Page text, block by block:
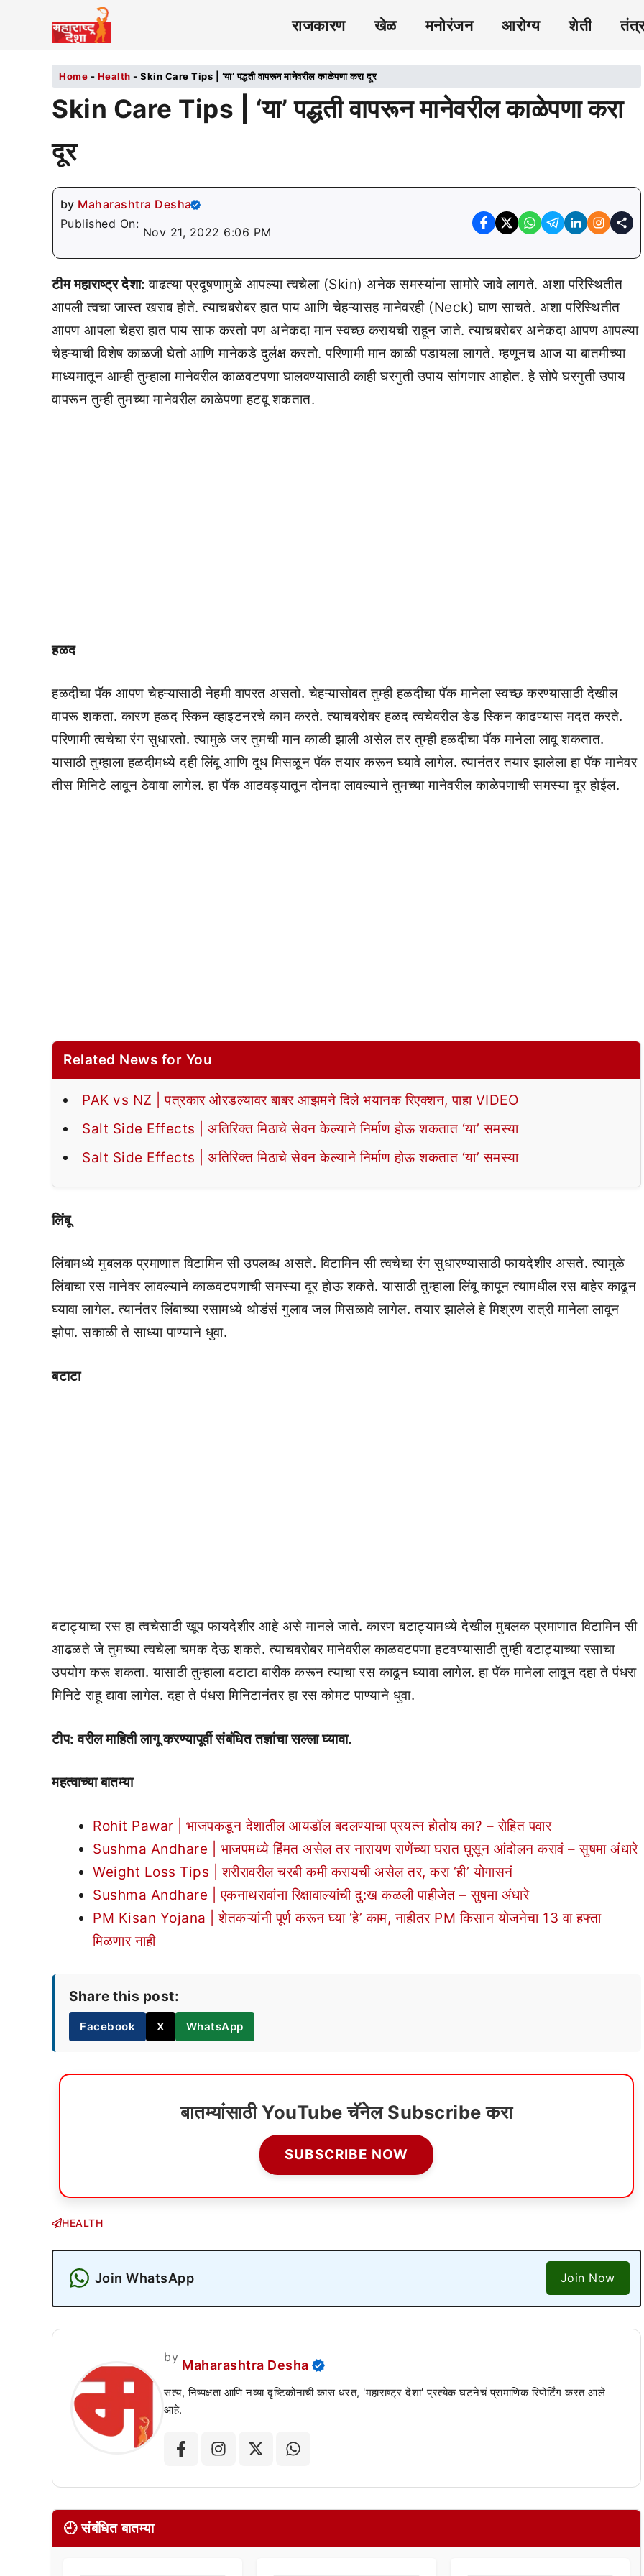
राजकारण खेळ मनोरंजन आरोग्य शेती
Home - Health - Skin Care Tips | ‘या’ पद्धती वापरून मानेवरील काळेपणा करा दूर
Skin Care Tips | ‘या’ पद्धती वापरून मानेवरील काळेपणा करा
दूर
by Maharashtra Desha
Published On:
Nov 21, 2022 6:06 PM
टीम महाराष्ट्र देशा:वाढत्या प्रदूषणामुळे आपल्या त्वचेला (Skin) अनेक समस्यांना सामोरे जावे लागते. अशा परिस्थितीत
आपली त्वचा जास्त खराब होते. त्याचबरोबर हात पाय आणि चेहऱ्यासह मानेवरही (Neck) घाण साचते. अशा परिस्थितीत
आपण आपला चेहरा हात पाय साफ करतो पण अनेकदा मान स्वच्छ करायची राहून जाते. त्याचबरोबर अनेकदा आपण आपल्या
चेहऱ्याची विशेष काळजी घेतो आणि मानेकडे दुर्लक्ष करतो. परिणामी मान काळी पडायला लागते. म्हणूनच आज या बातमीच्या
माध्यमातून आम्ही तुम्हाला मानेवरील काळवटपणा घालवण्यासाठी काही घरगुती उपाय सांगणार आहोत. हे सोपे घरगुती उपाय
वापरून तुम्ही तुमच्या मानेवरील काळेपणा हटवू शकतात.
हळद
हळदीचा पॅक आपण चेहऱ्यासाठी नेहमी वापरत असतो. चेहऱ्यासोबत तुम्ही हळदीचा पॅक मानेला स्वच्छ करण्यासाठी देखील
वापरू शकता. कारण हळद स्किन व्हाइटनरचे काम करते. त्याचबरोबर हळद त्वचेवरील डेड स्किन काढण्यास मदत करते.
परिणामी त्वचेचा रंग सुधारतो. त्यामुळे जर तुमची मान काळी झाली असेल तर तुम्ही हळदीचा पॅक मानेला लावू शकतात.
यासाठी तुम्हाला हळदीमध्ये दही लिंबू आणि दूध मिसळून पॅक तयार करून घ्यावे लागेल. त्यानंतर तयार झालेला हा पॅक मानेवर
तीस मिनिटे लावून ठेवावा लागेल. हा पॅक आठवड्यातून दोनदा लावल्याने तुमच्या मानेवरील काळेपणाची समस्या दूर होईल.
Related News for You
PAK vs NZ | पत्रकार ओरडल्यावर बाबर आझमने दिले भयानक रिएक्शन, पाहा VIDEO
Salt Side Effects | अतिरिक्त मिठाचे सेवन केल्याने निर्माण होऊ शकतात ‘या’ समस्या
Salt Side Effects | अतिरिक्त मिठाचे सेवन केल्याने निर्माण होऊ शकतात ‘या’ समस्या
लिंबू
लिंबामध्ये मुबलक प्रमाणात विटामिन सी उपलब्ध असते. विटामिन सी त्वचेचा रंग सुधारण्यासाठी फायदेशीर असते. त्यामुळे
लिंबाचा रस मानेवर लावल्याने काळवटपणाची समस्या दूर होऊ शकते. यासाठी तुम्हाला लिंबू कापून त्यामधील रस बाहेर काढून
घ्यावा लागेल. त्यानंतर लिंबाच्या रसामध्ये थोडंसं गुलाब जल मिसळावे लागेल. तयार झालेले हे मिश्रण रात्री मानेला लावून
झोपा. सकाळी ते साध्या पाण्याने धुवा.
बटाटा
बटाट्याचा रस हा त्वचेसाठी खूप फायदेशीर आहे असे मानले जाते. कारण बटाट्यामध्ये देखील मुबलक प्रमाणात विटामिन सी
आढळते जे तुमच्या त्वचेला चमक देऊ शकते. त्याचबरोबर मानेवरील काळवटपणा हटवण्यासाठी तुम्ही बटाट्याच्या रसाचा
उपयोग करू शकता. यासाठी तुम्हाला बटाटा बारीक करून त्याचा रस काढून घ्यावा लागेल. हा पॅक मानेला लावून दहा ते पंधरा
मिनिटे राहू द्यावा लागेल. दहा ते पंधरा मिनिटानंतर हा रस कोमट पाण्याने धुवा.
टीप: वरील माहिती लागू करण्यापूर्वी संबंधित तज्ञांचा सल्ला घ्यावा.
महत्वाच्या बातम्या
Rohit Pawar | भाजपकडून देशातील आयडॉल बदलण्याचा प्रयत्न होतोय का? – रोहित पवार
Sushma Andhare | भाजपमध्ये हिंमत असेल तर नारायण राणेंच्या घरात घुसून आंदोलन करावं – सुषमा अंधारे
Weight Loss Tips | शरीरावरील चरबी कमी करायची असेल तर, करा ‘ही’ योगासनं
Sushma Andhare | एकनाथरावांना रिक्षावाल्यांची दु:ख कळली पाहीजेत – सुषमा अंधारे
PM Kisan Yojana | शेतकऱ्यांनी पूर्ण करून घ्या ‘हे’ काम, नाहीतर PM किसान योजनेचा 13 वा हफ्ता
मिळणार नाही
Share this post:
Facebook X WhatsApp
बातम्यांसाठी YouTube चॅनेल Subscribe करा
SUBSCRIBE NOW
HEALTH
Join WhatsApp Join Now
by
Maharashtra Desha
सत्य, निष्पक्षता आणि नव्या दृष्टिकोनाची कास धरत, 'महाराष्ट्र देशा' प्रत्येक घटनेचं प्रामाणिक रिपोर्टिंग करत आले
आहे.
🕘 संबंधित बातम्या